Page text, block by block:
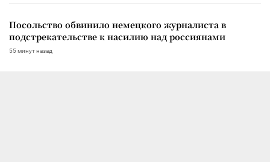
Посольство обвинило немецкого журналиста в
подстрекательстве к насилию над россиянами
55 минут назад